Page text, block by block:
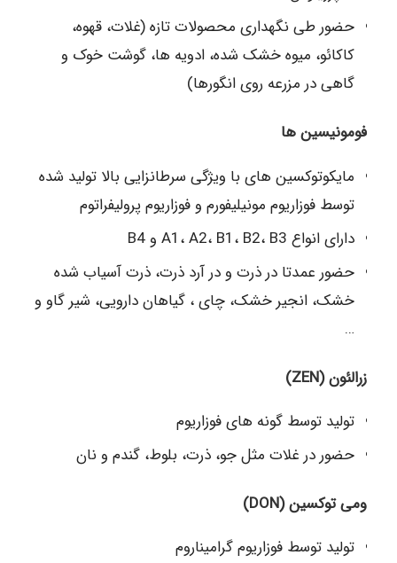
حضور طی نگهداری محصولات تازه (غلات، قهوه،
کاکائو، میوه خشک شده، ادویه ها، گوشت خوک و
گاهی در مزرعه روی انگورها)
فومونیسین ها
مایکوتوکسین های با ویژگی سرطانزایی بالا تولید شده
توسط فوزاریوم مونیلیفورم و فوزاریوم پرولیفراتوم
دارای انواع A1، A2، B1، B2، B3 و B4
حضور عمدتا در ذرت و در آرد ذرت، ذرت آسیاب شده
خشک، انجیر خشک، چای ، گیاهان دارویی، شیر گاو و
…
زرالئون (ZEN)
تولید توسط گونه های فوزاریوم
حضور در غلات مثل جو، ذرت، بلوط، گندم و نان
ومی توکسین (DON)
تولید توسط فوزاریوم گرامیناروم